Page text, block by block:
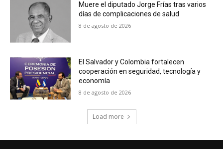
Muere el diputado Jorge Frías tras varios
días de complicaciones de salud
8 de agosto de 2026
El Salvador y Colombia fortalecen
cooperación en seguridad, tecnología y
economía
8 de agosto de 2026
Load more